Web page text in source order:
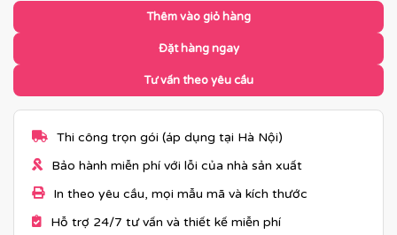
Thêm vào giỏ hàng
Đặt hàng ngay
Tư vấn theo yêu cầu
Thi công trọn gói (áp dụng tại Hà Nội)
Bảo hành miễn phí với lỗi của nhà sản xuất
In theo yêu cầu, mọi mẫu mã và kích thước
Hỗ trợ 24/7 tư vấn và thiết kế miễn phí